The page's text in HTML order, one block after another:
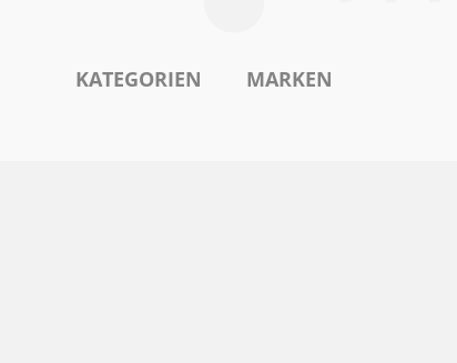
KATEGORIEN MARKEN